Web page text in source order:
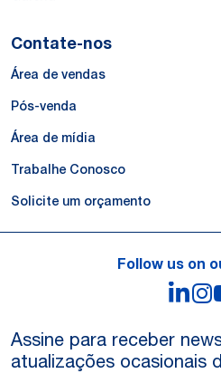
Contate-nos
Área de vendas
Pós-venda
Área de mídia
Trabalhe Conosco
Solicite um orçamento
Follow us on
Assine para receber
atualizações ocasionais